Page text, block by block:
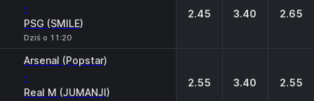
-
PSG (SMILE)
Dziś o 11:20
2.45 3.40 2.65
Arsenal (Popstar)
-
Real M (JUMANJI)
2.55 3.40 2.55